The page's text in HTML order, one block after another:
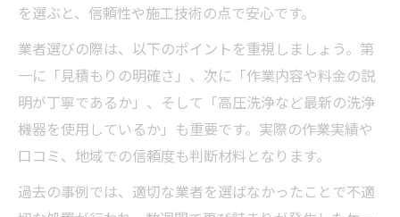
を選ぶと、信頼性や施工技術の点で安心です。
業者選びの際は、以下のポイントを重視しましょう。第
一に「見積もりの明確さ」、次に「作業内容や料金の説
明が丁寧であるか」、そして「高圧洗浄など最新の洗浄
機器を使用しているか」も重要です。実際の作業実績や
口コミ、地域での信頼度も判断材料となります。
過去の事例では、適切な業者を選ばなかったことで不適